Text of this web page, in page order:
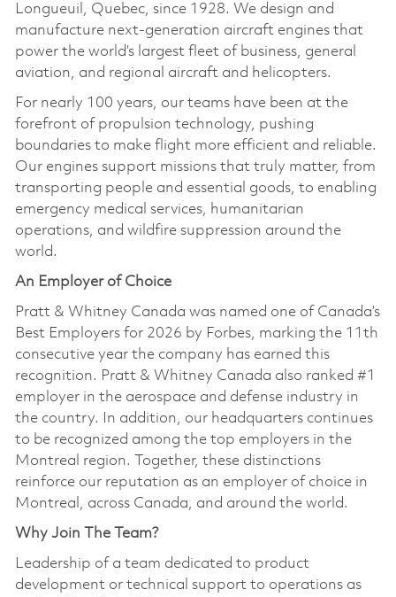
Longueuil, Quebec, since 1928. We design and
manufacture next-generation aircraft engines that
power the world’s largest fleet of business, general
aviation, and regional aircraft and helicopters.
For nearly 100 years, our teams have been at the
forefront of propulsion technology, pushing
boundaries to make flight more efficient and reliable.
Our engines support missions that truly matter, from
transporting people and essential goods, to enabling
emergency medical services, humanitarian
operations, and wildfire suppression around the
world.
An Employer of Choice
Pratt & Whitney Canada was named one of Canada’s
Best Employers for 2026 by Forbes, marking the 11th
consecutive year the company has earned this
recognition. Pratt & Whitney Canada also ranked #1
employer in the aerospace and defense industry in
the country. In addition, our headquarters continues
to be recognized among the top employers in the
Montreal region. Together, these distinctions
reinforce our reputation as an employer of choice in
Montreal, across Canada, and around the world.
Why Join The Team?
Leadership of a team dedicated to product
development or technical support to operations as